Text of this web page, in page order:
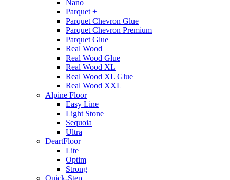
Nano
Parquet +
Parquet Chevron Glue
Parquet Chevron Premium
Parquet Glue
Real Wood
Real Wood Glue
Real Wood XL
Real Wood XL Glue
Real Wood XXL
Alpine Floor
Easy Line
Light Stone
Sequoia
Ultra
DeartFloor
Lite
Optim
Strong
Quick-Step